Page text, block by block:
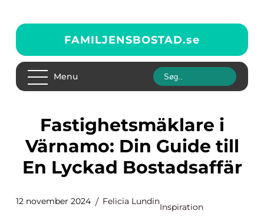
FAMILJENSBOSTAD.se
Menu
Fastighetsmäklare i
Värnamo: Din Guide till
En Lyckad Bostadsaffär
12 november 2024 Felicia Lundin
Inspiration